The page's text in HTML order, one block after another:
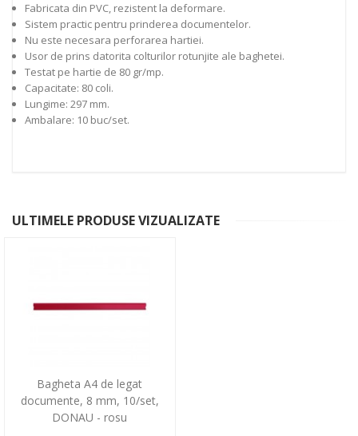
Fabricata din PVC, rezistent la deformare.
Sistem practic pentru prinderea documentelor.
Nu este necesara perforarea hartiei.
Usor de prins datorita colturilor rotunjite ale baghetei.
Testat pe hartie de 80 gr/mp.
Capacitate: 80 coli.
Lungime: 297 mm.
Ambalare: 10 buc/set.
ULTIMELE PRODUSE VIZUALIZATE
Bagheta A4 de legat
documente, 8 mm, 10/set,
DONAU - rosu